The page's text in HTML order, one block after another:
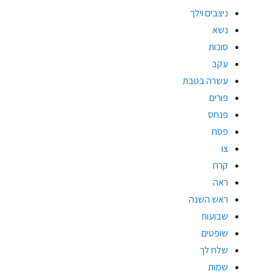
ניצבים וילך
נשא
סוכות
עקב
עשרה בטבת
פורים
פנחס
פסח
צו
קרח
ראה
ראש השנה
שבועות
שופטים
שלח לך
שמות